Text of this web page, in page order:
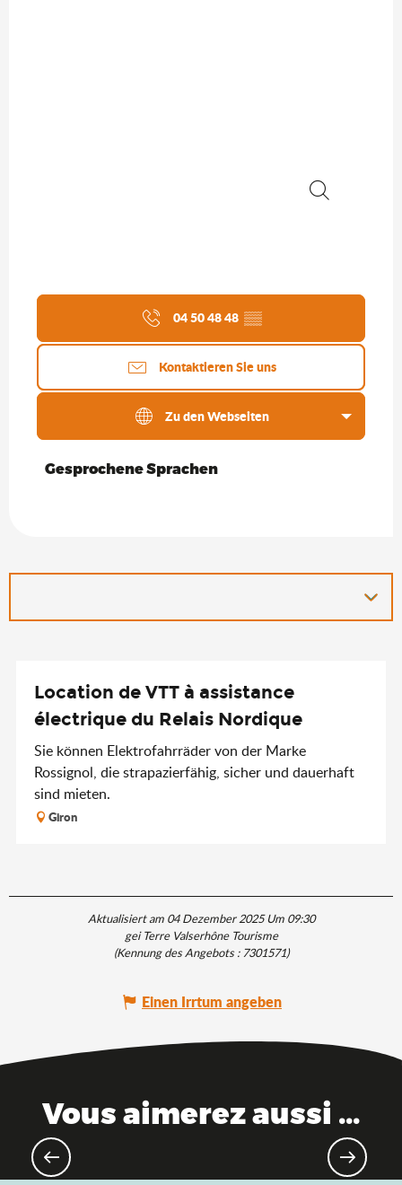
04 50 48 48 ▒▒
Kontaktieren Sie uns
Zu den Webseiten
Gesprochene Sprachen
Gesprochene Sprachen
Location de VTT à assistance
électrique du Relais Nordique
Sie können Elektrofahrräder von der Marke
Rossignol, die strapazierfähig, sicher und dauerhaft
sind mieten.
Giron
Aktualisiert am 04 Dezember 2025 Um 09:30
gei Terre Valserhône Tourisme
(Kennung des Angebots :7301571)
Einen Irrtum angeben
Vous aimerez aussi ...